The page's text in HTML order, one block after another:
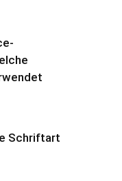
Schriftart